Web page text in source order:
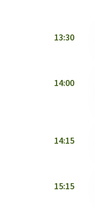
13:30
14:00
14:15
15:15